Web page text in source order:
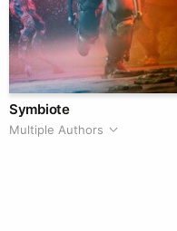
Symbiote
Multiple Authors